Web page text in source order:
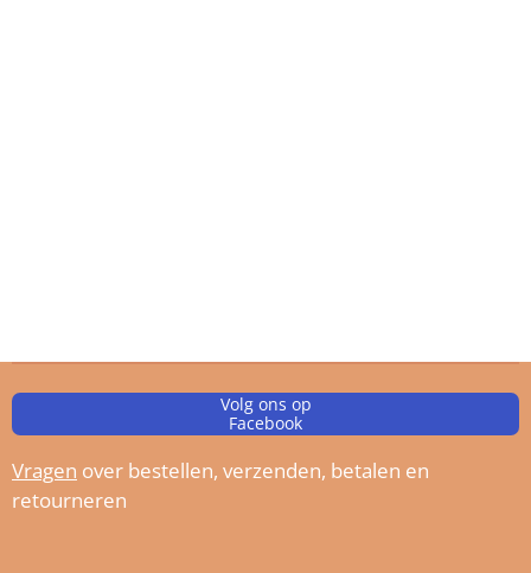
Volg ons op
Facebook
Vragen over bestellen, verzenden, betalen en
retourneren